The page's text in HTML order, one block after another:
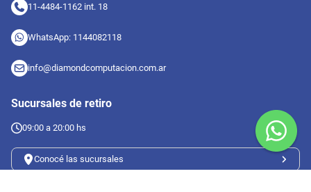
11-4484-1162 int. 18
WhatsApp: 1144082118
info@diamondcomputacion.com.ar
Sucursales de retiro
09:00 a 20:00 hs
Conocé las sucursales